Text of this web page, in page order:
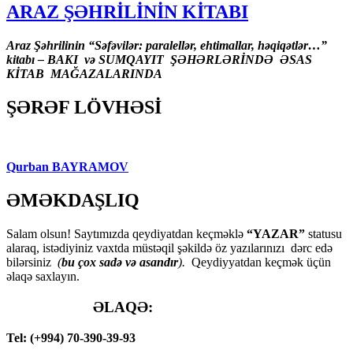
ARAZ ŞƏHRİLİNİN KİTABI
Araz Şəhrilinin “Səfəvilər: paralellər, ehtimallar, həqiqətlər…”
kitabı – BAKI və SUMQAYIT ŞƏHƏRLƏRİNDƏ ƏSAS
KİTAB MAĞAZALARINDA
ŞƏRƏF LÖVHƏSİ
Qurban BAYRAMOV
ƏMƏKDAŞLIQ
Salam olsun! Saytımızda qeydiyatdan keçməklə “YAZAR” statusu
alaraq, istədiyiniz vaxtda müstəqil şəkildə öz yazılarınızı dərc edə
bilərsiniz (bu çox sadə və asandır). Qeydiyyatdan keçmək üçün
əlaqə saxlayın.
ƏLAQƏ:
Tel: (+994) 70-390-39-93